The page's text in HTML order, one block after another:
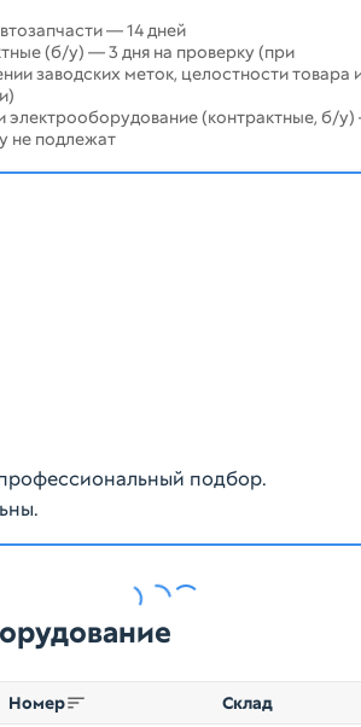
— 14 дней
(б/у) — 3 дня на проверку (при
заводских меток, целостности товара
электрооборудование (контрактные, б/
не подлежат
профессиональный подбор.
Номер Склад